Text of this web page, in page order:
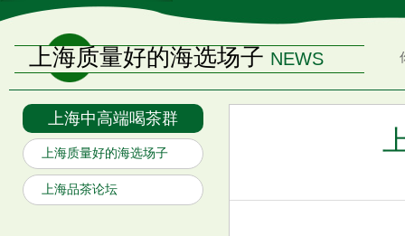
上海质量好的海选场子 NEWS
上海中高端喝茶群
上海质量好的海选场子
上海品茶论坛